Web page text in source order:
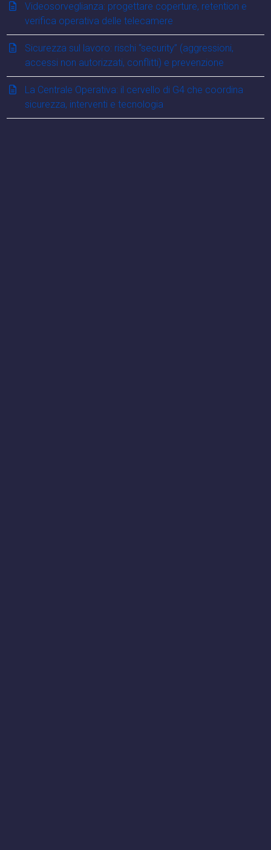
Videosorveglianza: progettare coperture, retention e
verifica operativa delle telecamere
Sicurezza sul lavoro: rischi “security” (aggressioni,
accessi non autorizzati, conflitti) e prevenzione
La Centrale Operativa: il cervello di G4 che coordina
sicurezza, interventi e tecnologia